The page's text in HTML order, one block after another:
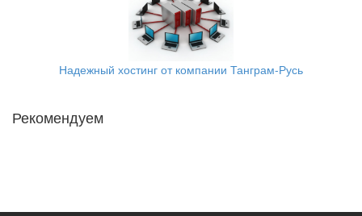
Надежный хостинг от компании Танграм-Русь
Рекомендуем